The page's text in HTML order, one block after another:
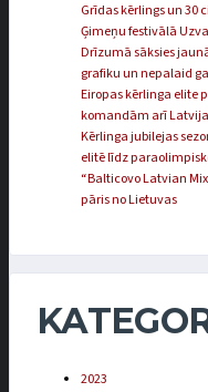
Grīdas kērlings un 30
Ģimeņu festivālā
Drīzumā sāksies
grafiku un nepalaid
Eiropas kērlinga elite
komandām arī Latvija
Kērlinga jubilejas
elitē līdz
“Balticovo Latvian
pāris no Lietuvas
2023